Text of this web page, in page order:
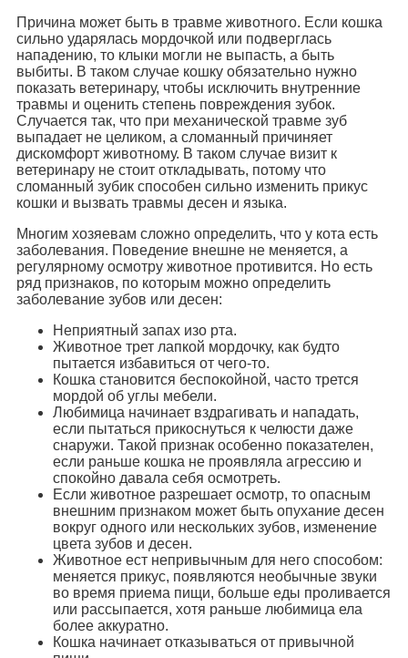
Причина может быть в травме животного. Если кошка
сильно ударялась мордочкой или подверглась
нападению, то клыки могли не выпасть, а быть
выбиты. В таком случае кошку обязательно нужно
показать ветеринару, чтобы исключить внутренние
травмы и оценить степень повреждения зубок.
Случается так, что при механической травме зуб
выпадает не целиком, а сломанный причиняет
дискомфорт животному. В таком случае визит к
ветеринару не стоит откладывать, потому что
сломанный зубик способен сильно изменить прикус
кошки и вызвать травмы десен и языка.
Многим хозяевам сложно определить, что у кота есть
заболевания. Поведение внешне не меняется, а
регулярному осмотру животное противится. Но есть
ряд признаков, по которым можно определить
заболевание зубов или десен:
Неприятный запах изо рта.
Животное трет лапкой мордочку, как будто
пытается избавиться от чего-то.
Кошка становится беспокойной, часто трется
мордой об углы мебели.
Любимица начинает вздрагивать и нападать,
если пытаться прикоснуться к челюсти даже
снаружи. Такой признак особенно показателен,
если раньше кошка не проявляла агрессию и
спокойно давала себя осмотреть.
Если животное разрешает осмотр, то опасным
внешним признаком может быть опухание десен
вокруг одного или нескольких зубов, изменение
цвета зубов и десен.
Животное ест непривычным для него способом:
меняется прикус, появляются необычные звуки
во время приема пищи, больше еды проливается
или рассыпается, хотя раньше любимица ела
более аккуратно.
Кошка начинает отказываться от привычной